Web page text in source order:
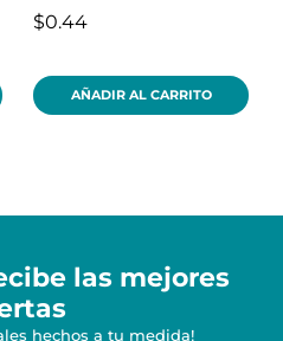
$0.44
AÑADIR AL CARRITO
las mejores
hechos a tu medida!